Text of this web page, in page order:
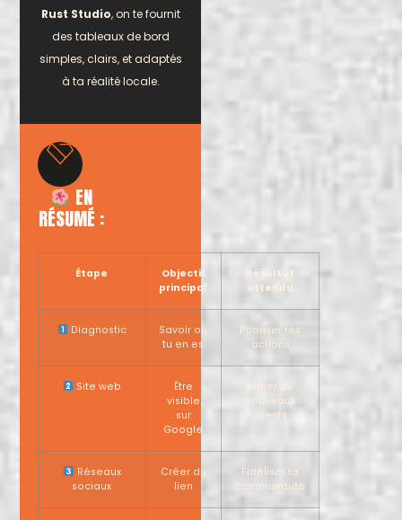
Rust Studio, on te fournit
des tableaux de bord
simples, clairs, et adaptés
à ta réalité locale.
EN
RÉSUMÉ :
Étape
Objectif
principal
Résultat
attendu
Diagnostic
Savoir où
tu en es
Prioriser tes
actions
Site web
Être
visible
sur
Google
Attirer de
nouveaux
clients
Réseaux
sociaux
Créer du
lien
Fidéliser ta
communauté